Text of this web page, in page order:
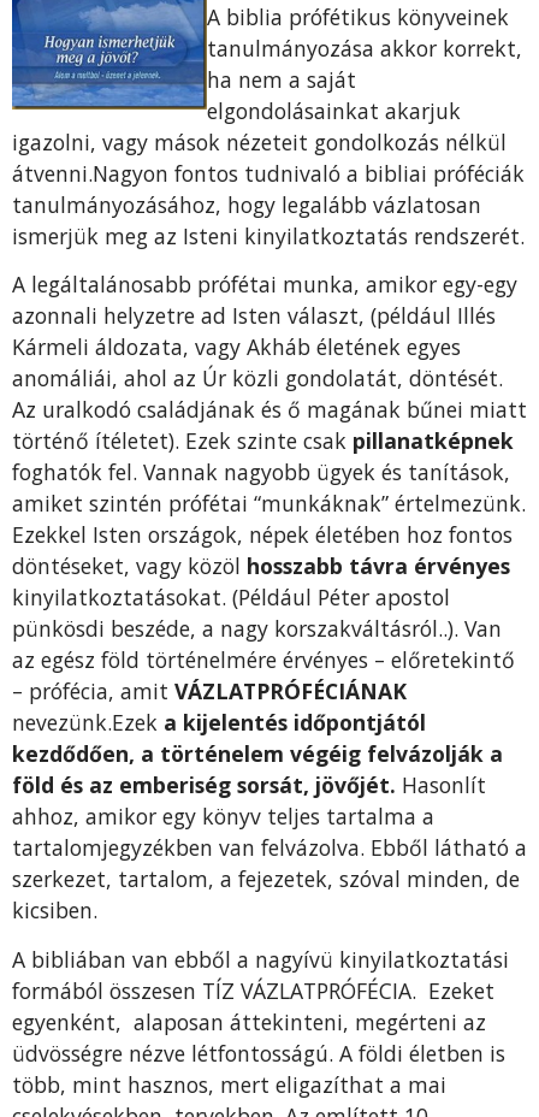
A biblia prófétikus könyveinek
tanulmányozása akkor korrekt,
ha nem a saját
elgondolásainkat akarjuk
igazolni, vagy mások nézeteit gondolkozás nélkül
átvenni.Nagyon fontos tudnivaló a bibliai próféciák
tanulmányozásához, hogy legalább vázlatosan
ismerjük meg az Isteni kinyilatkoztatás rendszerét.
A legáltalánosabb prófétai munka, amikor egy-egy
azonnali helyzetre ad Isten választ, (például Illés
Kármeli áldozata, vagy Akháb életének egyes
anomáliái, ahol az Úr közli gondolatát, döntését.
Az uralkodó családjának és ő magának bűnei miatt
történő ítéletet). Ezek szinte csak pillanatképnek
foghatók fel. Vannak nagyobb ügyek és tanítások,
amiket szintén prófétai “munkáknak” értelmezünk.
Ezekkel Isten országok, népek életében hoz fontos
döntéseket, vagy közöl hosszabb távra érvényes
kinyilatkoztatásokat. (Például Péter apostol
pünkösdi beszéde, a nagy korszakváltásról..). Van
az egész föld történelmére érvényes – előretekintő
– prófécia, amit VÁZLATPRÓFÉCIÁNAK
nevezünk.Ezek a kijelentés időpontjától
kezdődően, a történelem végéig felvázolják a
föld és az emberiség sorsát, jövőjét. Hasonlít
ahhoz, amikor egy könyv teljes tartalma a
tartalomjegyzékben van felvázolva. Ebből látható a
szerkezet, tartalom, a fejezetek, szóval minden, de
kicsiben.
A bibliában van ebből a nagyívü kinyilatkoztatási
formából összesen TÍZ VÁZLATPRÓFÉCIA. Ezeket
egyenként, alaposan áttekinteni, megérteni az
üdvösségre nézve létfontosságú. A földi életben is
több, mint hasznos, mert eligazíthat a mai